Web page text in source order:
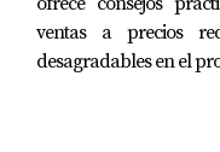
ventas a precios
desagradables en el